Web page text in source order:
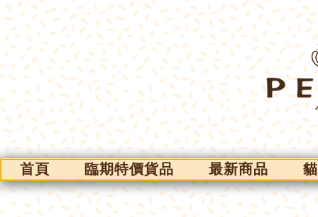
首頁 臨期特價貨品 最新商品